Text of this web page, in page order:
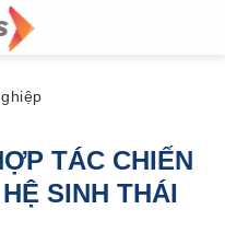
TÁC CHIẾN
SINH THÁI